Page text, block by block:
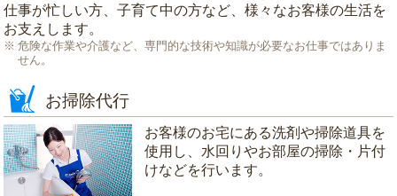
仕事が忙しい方、子育て中の方など、様々なお客様の生活を
お支えします。
危険な作業や介護など、専門的な技術や知識が必要なお仕事ではありま
せん。
お掃除代行
お客様のお宅にある洗剤や掃除道具を
使用し、水回りやお部屋の掃除・片付
けなどを行います。